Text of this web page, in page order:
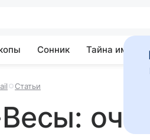
Сонник Тайна имени
Статьи